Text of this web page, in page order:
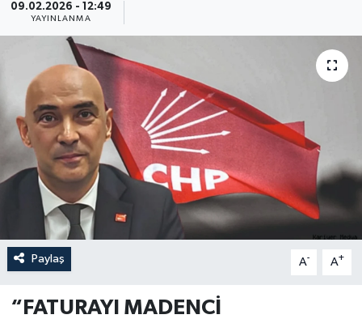
09.02.2026 - 12:49
YAYINLANMA
Paylaş A- A+
“FATURAYI MADENCİ
Çaycuma
Gökçebey
Devrek
Özel
Mesaj
Dergim
Tüm Manşetler
Son Dakika Haberleri
Haber Arşivi